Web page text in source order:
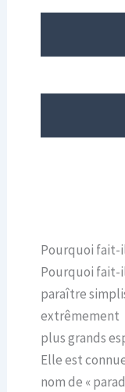
Pourquoi fait-
Pourquoi fait-
paraître
extrêmement
plus grands
Elle est
nom de «